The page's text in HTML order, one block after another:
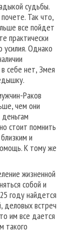
судьбы.
Так что,
все пойдет
практически
усилия. Однако
себе нет, Змея
Раков
чем они
стоит помнить
и
К тому же
жизненной
собой и
году найдется
деловых встреч
им все дается
такого